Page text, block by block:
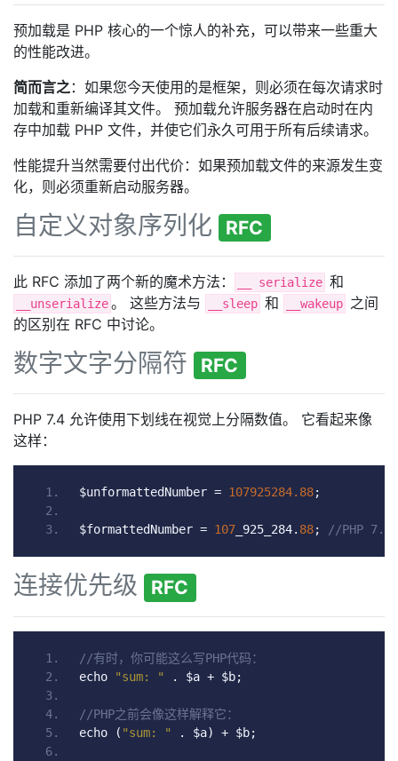
预加载是 PHP 核心的一个惊人的补充，可以带来一些重大
的性能改进。
简而言之 ：如果您今天使用的是框架，则必须在每次请求时
加载和重新编译其文件。 预加载允许服务器在启动时在内
存中加载 PHP 文件，并使它们永久可用于所有后续请求。
性能提升当然需要付出代价：如果预加载文件的来源发生变
化，则必须重新启动服务器。
自定义对象序列化 RFC
此 RFC 添加了两个新的魔术方法： __ serialize 和
__unserialize。 这些方法与 __sleep 和 __wakeup 之间
的区别在 RFC 中讨论。
数字文字分隔符 RFC
PHP 7.4 允许使用下划线在视觉上分隔数值。 它看起来像
这样：
$unformattedNumber = 107925284.88;
$formattedNumber = 107 _925_284. 88; //PHP 7.4
连接优先级 RFC
//有时，你可能这么写PHP代码：
echo
"sum: " . $a + $b;
//PHP之前会像这样解释它：
echo
( "sum: " . $a) + $b;